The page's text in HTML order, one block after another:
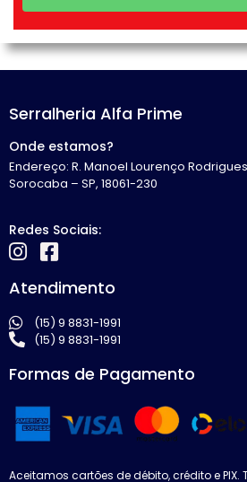
Serralheria Alfa Prime
Onde estamos?
Endereço: R. Manoel Lourenço
Sorocaba – SP, 18061-230
Redes Sociais:
Atendimento
(15) 9 8831-1991
(15) 9 8831-1991
Formas de Pagamento
Aceitamos cartões de débito, crédito e